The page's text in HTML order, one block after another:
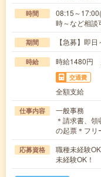
時間
08:15～
時～など相談
期間 【急募】即
時給 時給1480円
交通費
全額支給
仕事内容
一般事務
＊請求書、
の起票＊フ
応募資格
職種未経験
未経験OK！